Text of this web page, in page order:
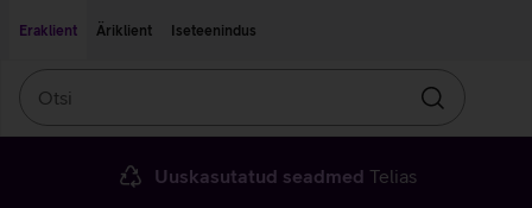
Eraklient
Äriklient Iseteenindus
Otsin
Uuskasutatud seadmed Telias